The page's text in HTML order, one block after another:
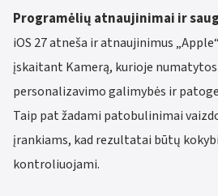
Programėlių atnaujinimai ir
iOS 27 atneša ir atnaujinimus
įskaitant Kamerą, kurioje
personalizavimo galimybės ir
Taip pat žadami patobulinimai
įrankiams, kad rezultatai būtų
kontroliuojami.